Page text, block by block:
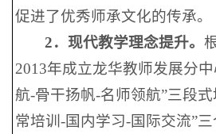
促进了优秀师承文化的传承。
2．现代教学理念提升。
2013年成立龙华教师发展分
航-骨干扬帆-名师领航”三段式
常培训-国内学习-国际交流”